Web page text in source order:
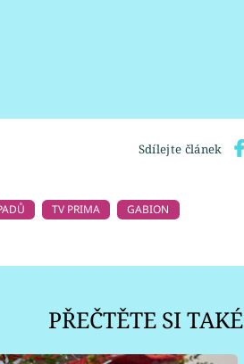
Sdílejte článek
TV PRIMA GABION
PŘEČTĚTE SI TAKÉ